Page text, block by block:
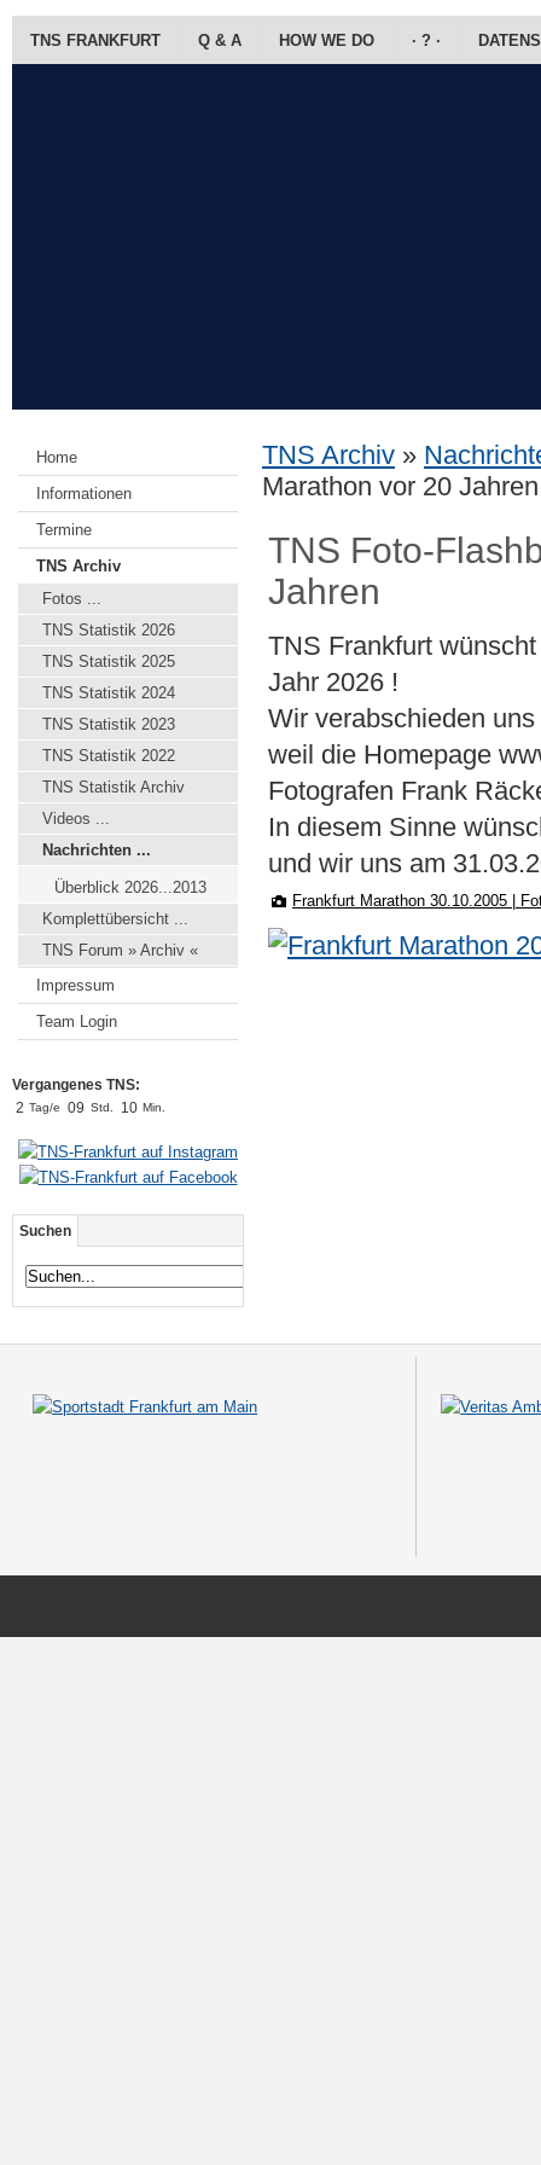
TNS FRANKFURT Q & A HOW WE DO · ? ·
Home
Informationen
Termine
TNS Archiv
Fotos ...
TNS Statistik 2026
TNS Statistik 2025
TNS Statistik 2024
TNS Statistik 2023
TNS Statistik 2022
TNS Statistik Archiv
Videos ...
Nachrichten ...
Überblick 2026...2013
Komplettübersicht ...
TNS Forum » Archiv «
Impressum
Team Login
Vergangenes TNS:
2 Tag/e 09 Std. 10 Min.
Suchen
TNS Archiv »
Marathon vor 20 Jahren
TNS Foto-
Jahren
TNS Frankfurt
Jahr 2026 !
Wir verabschieden
weil die Homepage
Fotografen Frank
In diesem Sinne
und wir uns am
Frankfurt Marathon 30.10.2005 |